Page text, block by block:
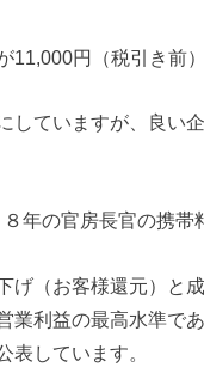
11,000円（税引き前
していますが、良い
年の官房長官の携
げ（お客様還元）と
業利益の最高水準で
表しています。